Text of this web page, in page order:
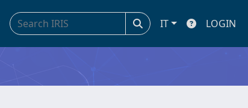
IT LOGIN